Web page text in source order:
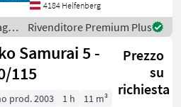
Bedienung ,
vorne ,
Strützfuss ,
Life Sch
4184 Helfenberg
Rivenditore Premium Plus
Samurai 5 -
115
Prezzo
su
richiesta
prod. 2003 1 h
11 m³